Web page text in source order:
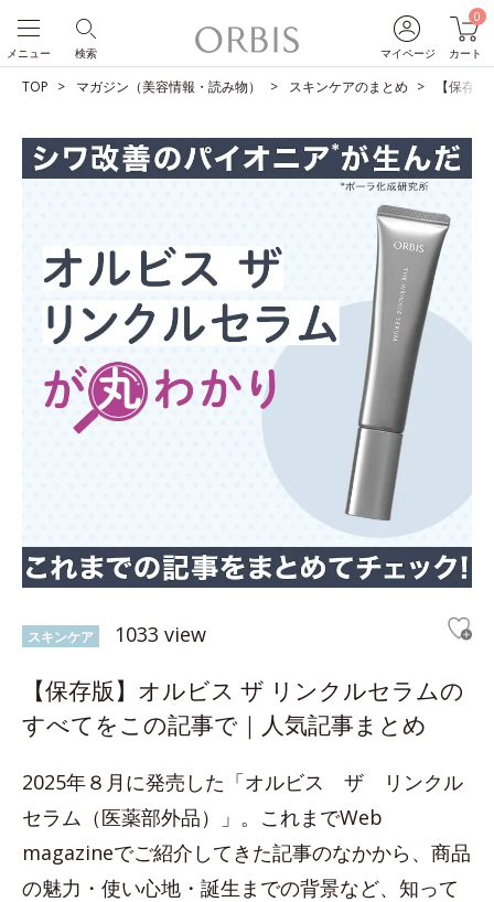
マイページ
0
カート
検索
メニュー
TOP マガジン（美容情報・読み物） スキンケアのまとめ 【保存
スキンケア 1033 view
【保存版】オルビス ザ リンクルセラムの
すべてをこの記事で｜人気記事まとめ
2025年８月に発売した「オルビス ザ リンクル
セラム（医薬部外品）」。これまでWeb
magazineでご紹介してきた記事のなかから、商品
の魅力・使い心地・誕生までの背景など、知って